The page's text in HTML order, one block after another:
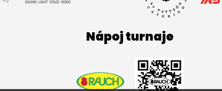
Nápoj turnaje